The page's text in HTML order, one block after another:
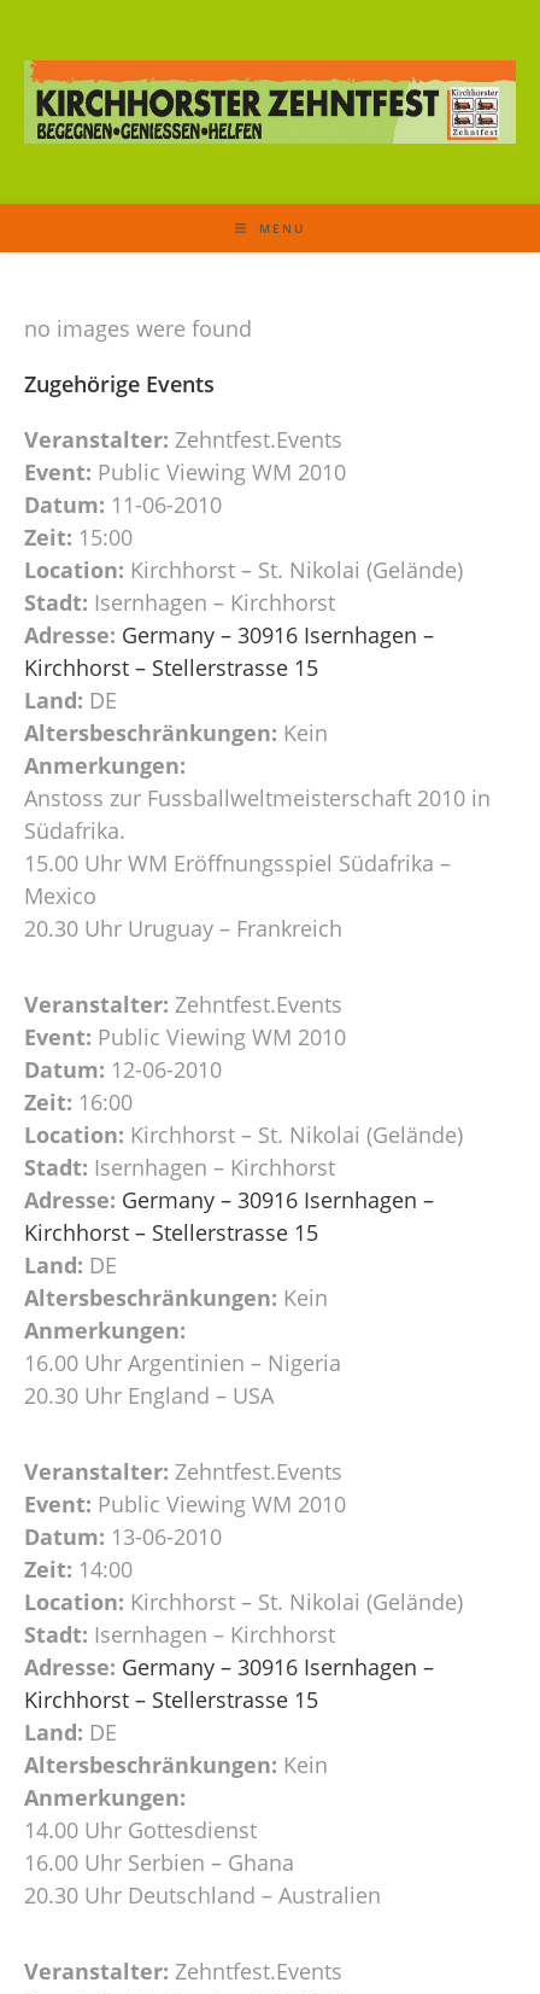
MENU
no images were found
Zugehörige Events
Veranstalter: Zehntfest.Events
Event: Public Viewing WM 2010
Datum: 11-06-2010
Zeit: 15:00
Location: Kirchhorst – St. Nikolai (Gelände)
Stadt: Isernhagen – Kirchhorst
Adresse: Germany – 30916 Isernhagen –
Kirchhorst – Stellerstrasse 15
Land: DE
Altersbeschränkungen: Kein
Anmerkungen:
Anstoss zur Fussballweltmeisterschaft 2010 in
Südafrika.
15.00 Uhr WM Eröffnungsspiel Südafrika –
Mexico
20.30 Uhr Uruguay – Frankreich
Veranstalter: Zehntfest.Events
Event: Public Viewing WM 2010
Datum: 12-06-2010
Zeit: 16:00
Location: Kirchhorst – St. Nikolai (Gelände)
Stadt: Isernhagen – Kirchhorst
Adresse: Germany – 30916 Isernhagen –
Kirchhorst – Stellerstrasse 15
Land: DE
Altersbeschränkungen: Kein
Anmerkungen:
16.00 Uhr Argentinien – Nigeria
20.30 Uhr England – USA
Veranstalter: Zehntfest.Events
Event: Public Viewing WM 2010
Datum: 13-06-2010
Zeit: 14:00
Location: Kirchhorst – St. Nikolai (Gelände)
Stadt: Isernhagen – Kirchhorst
Adresse: Germany – 30916 Isernhagen –
Kirchhorst – Stellerstrasse 15
Land: DE
Altersbeschränkungen: Kein
Anmerkungen:
14.00 Uhr Gottesdienst
16.00 Uhr Serbien – Ghana
20.30 Uhr Deutschland – Australien
Veranstalter: Zehntfest.Events